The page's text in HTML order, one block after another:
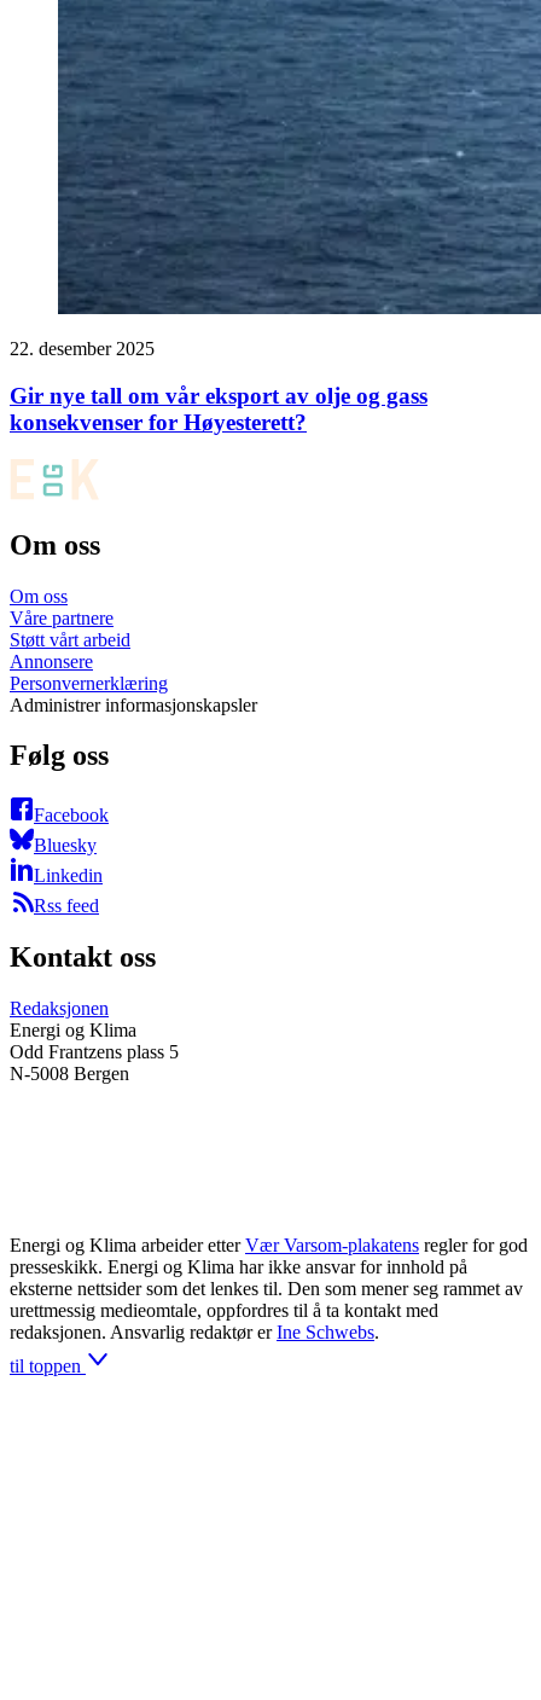
22. desember 2025
Gir nye tall om vår eksport av olje og gass
konsekvenser for Høyesterett?
Om oss
Om oss
Våre partnere
Støtt vårt arbeid
Annonsere
Personvernerklæring
Administrer informasjonskapsler
Følg oss
Facebook
Bluesky
Linkedin
Rss feed
Kontakt oss
Redaksjonen
Energi og Klima
Odd Frantzens plass 5
N-5008 Bergen
Energi og Klima arbeider etter Vær Varsom-plakatens regler for god
presseskikk. Energi og Klima har ikke ansvar for innhold på
eksterne nettsider som det lenkes til. Den som mener seg rammet av
urettmessig medieomtale, oppfordres til å ta kontakt med
redaksjonen. Ansvarlig redaktør er Ine Schwebs.
til toppen